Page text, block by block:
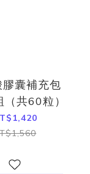
膠囊補充包
（共60粒）